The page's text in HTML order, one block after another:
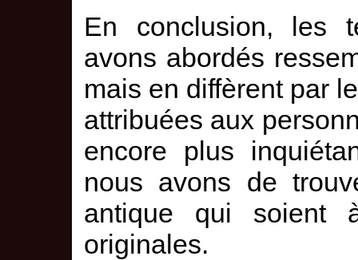
En conclusion, les
avons abordés
mais en diffèrent par
attribuées aux
encore plus
nous avons de
antique qui soient
originales.